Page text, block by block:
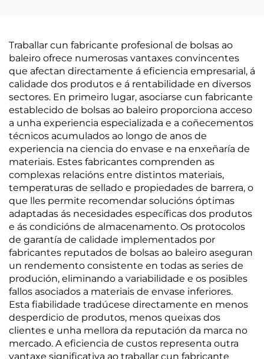
Traballar cun fabricante profesional de bolsas ao
baleiro ofrece numerosas vantaxes convincentes
que afectan directamente á eficiencia empresarial, á
calidade dos produtos e á rentabilidade en diversos
sectores. En primeiro lugar, asociarse cun fabricante
establecido de bolsas ao baleiro proporciona acceso
a unha experiencia especializada e a coñecementos
técnicos acumulados ao longo de anos de
experiencia na ciencia do envase e na enxeñaría de
materiais. Estes fabricantes comprenden as
complexas relacións entre distintos materiais,
temperaturas de sellado e propiedades de barrera, o
que lles permite recomendar solucións óptimas
adaptadas ás necesidades específicas dos produtos
e ás condicións de almacenamento. Os protocolos
de garantía de calidade implementados por
fabricantes reputados de bolsas ao baleiro aseguran
un rendemento consistente en todas as series de
produción, eliminando a variabilidade e os posibles
fallos asociados a materiais de envase inferiores.
Esta fiabilidade tradúcese directamente en menos
desperdicio de produtos, menos queixas dos
clientes e unha mellora da reputación da marca no
mercado. A eficiencia de custos representa outra
vantaxe significativa ao traballar cun fabricante